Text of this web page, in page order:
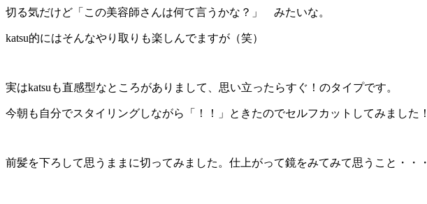
切る気だけど「この美容師さんは何て言うかな？」 みたいな。
katsu的にはそんなやり取りも楽しんでますが（笑）
実はkatsuも直感型なところがありまして、思い立ったらすぐ！のタイプです。
今朝も自分でスタイリングしながら「！！」ときたのでセルフカットしてみました！
前髪を下ろして思うままに切ってみました。仕上がって鏡をみてみて思うこと・・・